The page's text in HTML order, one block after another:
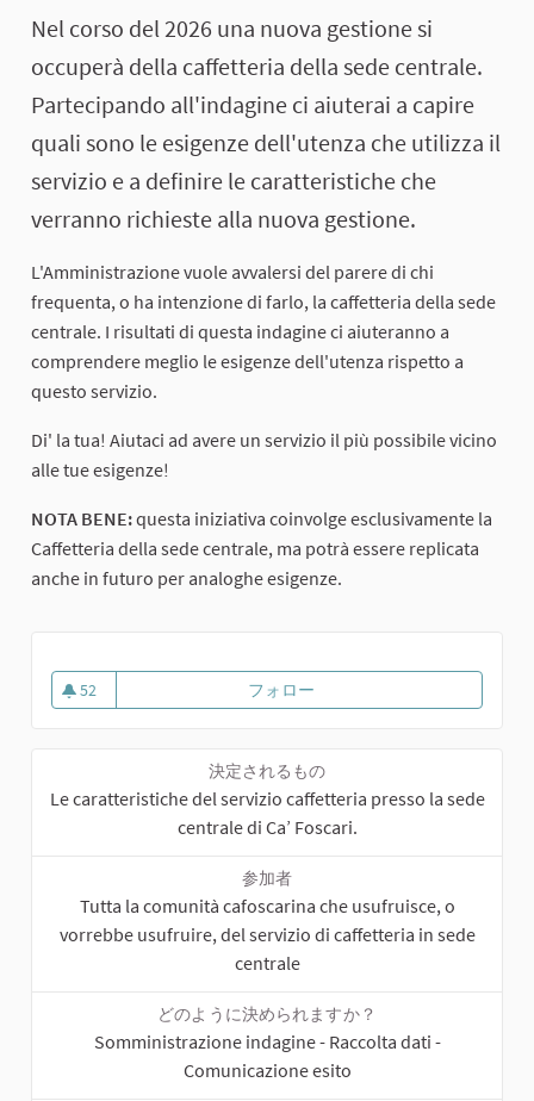
このプロセスについて
Nel corso del 2026 una nuova gestione si
occuperà della caffetteria della sede centrale.
Partecipando all'indagine ci aiuterai a capire
quali sono le esigenze dell'utenza che utilizza il
servizio e a definire le caratteristiche che
verranno richieste alla nuova gestione.
L'Amministrazione vuole avvalersi del parere di chi
frequenta, o ha intenzione di farlo, la caffetteria della sede
centrale. I risultati di questa indagine ci aiuteranno a
comprendere meglio le esigenze dell'utenza rispetto a
questo servizio.
Di' la tua! Aiutaci ad avere un servizio il più possibile vicino
alle tue esigenze!
NOTA BENE:questa iniziativa coinvolge esclusivamente la
Caffetteria della sede centrale, ma potrà essere replicata
anche in futuro per analoghe esigenze.
52
52 人のフォロワー
フォロー
決定されるもの
Le caratteristiche del servizio caffetteria presso la sede
centrale di Ca’ Foscari.
参加者
Tutta la comunità cafoscarina che usufruisce, o
vorrebbe usufruire, del servizio di caffetteria in sede
centrale
どのように決められますか？
Somministrazione indagine - Raccolta dati -
Comunicazione esito